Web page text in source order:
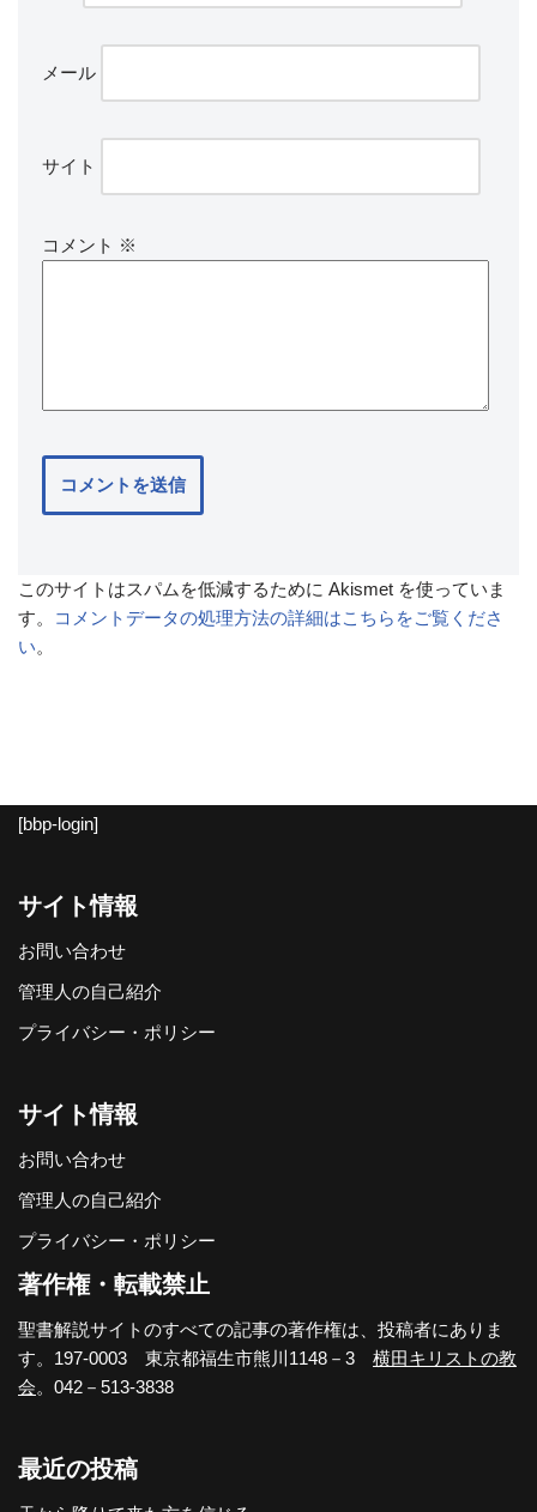
メール
サイト
コメント ※
このサイトはスパムを低減するために Akismet を使っていま
す。
コメントデータの処理方法の詳細はこちらをご覧くださ
い。
[bbp-login]
サイト情報
お問い合わせ
管理人の自己紹介
プライバシー・ポリシー
サイト情報
お問い合わせ
管理人の自己紹介
プライバシー・ポリシー
著作権・転載禁止
聖書解説サイトのすべての記事の著作権は、投稿者にありま
す。197-0003 東京都福生市熊川1148－3 横田キリストの教
会。042－513-3838
最近の投稿